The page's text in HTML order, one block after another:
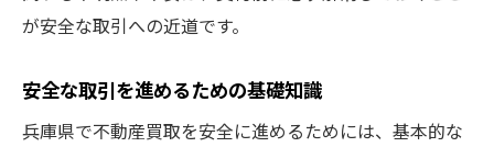
が安全な取引への近道です。
安全な取引を進めるための基礎知識
兵庫県で不動産買取を安全に進めるためには、基本的な